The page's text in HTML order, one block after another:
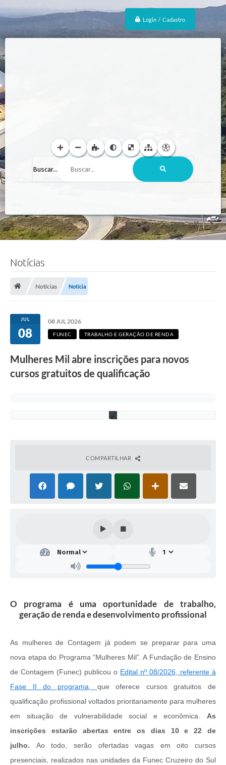
Login / Cadastro
Buscar...
Notícias
Notícias Notícia
JUL
08
08 JUL 2026
FUNEC TRABALHO E GERAÇÃO DE RENDA
Mulheres Mil abre inscrições para novos
cursos gratuitos de qualificação
d
i
m
a
COMPARTILHAR
O programa é uma oportunidade de trabalho,
geração de renda e desenvolvimento profissional
As mulheres de Contagem já podem se preparar para uma
nova etapa do Programa “Mulheres Mil”. A Fundação de Ensino
de Contagem (Funec) publicou o Edital nº 08/2026, referente à
Fase II do programa, que oferece cursos gratuitos de
qualificação profissional voltados prioritariamente para mulheres
em situação de vulnerabilidade social e econômica. As
inscrições estarão abertas entre os dias 10 e 22 de
julho. Ao todo, serão ofertadas vagas em oito cursos
presenciais, realizados nas unidades da Funec Cruzeiro do Sul